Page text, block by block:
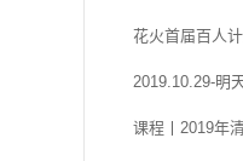
花火首届百人
2019.10.29-明
课程丨2019年